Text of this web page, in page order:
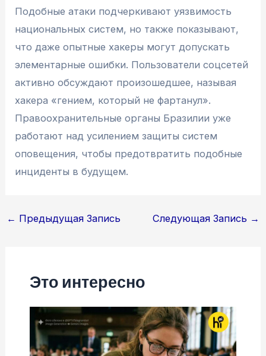
Подобные атаки подчеркивают уязвимость
национальных систем, но также показывают,
что даже опытные хакеры могут допускать
элементарные ошибки. Пользователи соцсетей
активно обсуждают произошедшее, называя
хакера «гением, который не фартанул».
Правоохранительные органы Бразилии уже
работают над усилением защиты систем
оповещения, чтобы предотвратить подобные
инциденты в будущем.
Навигация
← Предыдущая Запись Следующая Запись →
Это интересно